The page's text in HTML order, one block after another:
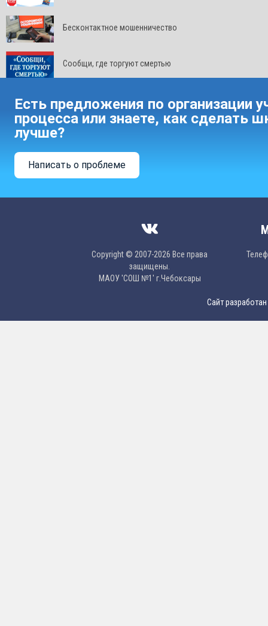
Бесконтактное мошенничество
Сообщи, где торгуют смертью
Есть предложения по организации
процесса или знаете, как сделать
лучше?
Написать о проблеме
Copyright © 2007-2026 Все права
защищены.
МAОУ 'CОШ №1' г.Чебоксары
Сайт